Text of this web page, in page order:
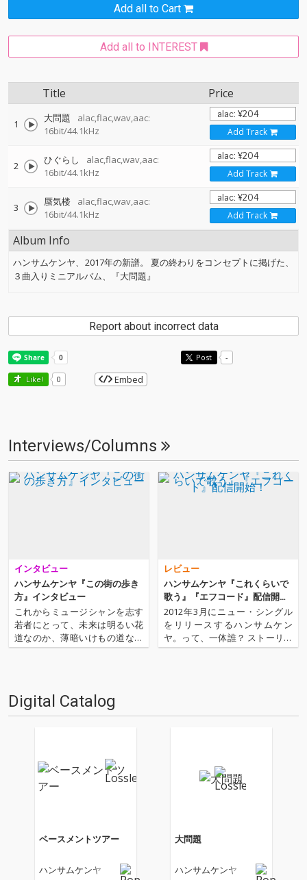
Add all to Cart
Add all to INTEREST
Title Price
1 大問題
alac,flac,wav,aac:
16bit/44.1kHz
Add Track
2 ひぐらし
alac,flac,wav,aac:
16bit/44.1kHz
Add Track
3 蜃気楼
alac,flac,wav,aac:
16bit/44.1kHz
Add Track
Album Info
ハンサムケンヤ、2017年の新譜。 夏の終わりをコンセプトに掲げた、
３曲入りミニアルバム、『大問題』
Report about incorrect data
Post -
Like! 0 Embed
Interviews/Columns
インタビュー
ハンサムケンヤ『この街の歩き
方』インタビュー
これからミュージシャンを志す
若者にとって、未来は明るい花
道なのか、薄暗いけもの道なの
か。ミュージシャンに限らずと
迷いがなくなった瞬間とは。 自
分の才能を信じるにはどうした
レビュー
ハンサムケンヤ『これくらいで
歌う』『エフコード』配信開
始！
2012年3月にニュー・シングル
をリリースするハンサムケン
ヤ。って、一体誰？ ストーリー
性の高いアニメーションのミュ
「京都ハンサムズ」を結成し、
Digital Catalog
ベースメントツアー
ハンサムケンヤ
大問題
ハンサムケンヤ